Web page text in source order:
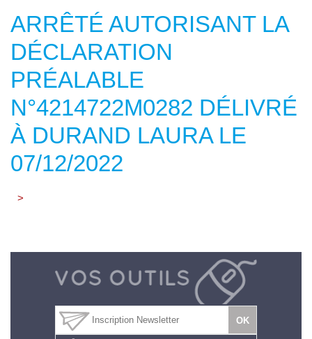
ARRÊTÉ AUTORISANT LA
DÉCLARATION
PRÉALABLE
N°4214722M0282 DÉLIVRÉ
À DURAND LAURA LE
07/12/2022
>